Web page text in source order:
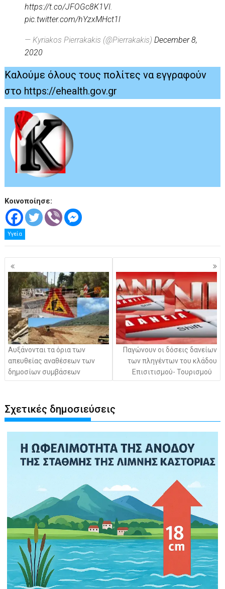
https://t.co/JFOGc8K1VI
pic.twitter.com/hYzxMHct1l
— Kyriakos Pierrakakis (@Pierrakakis)December 8,
2020
Καλούμε όλους τους πολίτες να εγγραφούν
στο https://ehealth.gov.gr
Κοινοποίησε:
Υγεία
Πλοήγηση
άρθρων
Αυξάνονται τα όρια των
απευθείας αναθέσεων των
δημοσίων συμβάσεων
Παγώνουν οι δόσεις δανείων
των πληγέντων του κλάδου
Επισιτισμού- Τουρισμού
Σχετικές δημοσιεύσεις